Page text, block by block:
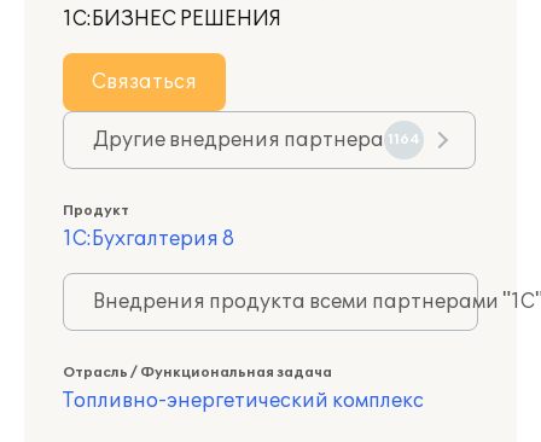
1С:БИЗНЕС РЕШЕНИЯ
Связаться
Другие внедрения партнера 1164
Продукт
1С:Бухгалтерия 8
Внедрения продукта всеми партнерами
Отрасль / Функциональная задача
Топливно-энергетический комплекс